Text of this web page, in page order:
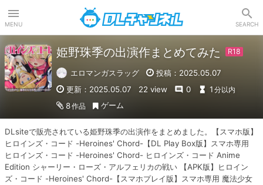
MENU SEARCH
姫野珠季の出演作まとめてみた
エロマンガスラッグ
投稿：2025.05.07
更新：2025.05.07
22 view 0 1 分以内
8作品 ゲーム
DLsiteで販売されている姫野珠季の出演作をまとめました。【スマホ版】
ヒロインズ・コード -Heroines' Chord-【DL Play Box版】スマホ専用
ヒロインズ・コード -Heroines' Chord- ヒロインズ・コード Anime
Edition シャーリー・ローズ・アルフェリカの戦い 【APK版】ヒロイン
ズ・コード -Heroines' Chord-【スマホプレイ版】スマホ専用 魔法少女